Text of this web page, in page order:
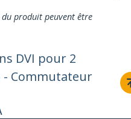
du produit peuvent être
DVI pour 2
- Commutateur